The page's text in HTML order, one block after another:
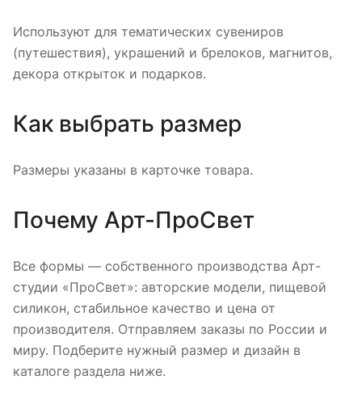
Используют для тематических сувениров
(путешествия), украшений и брелоков, магнитов,
декора открыток и подарков.
Как выбрать размер
Размеры указаны в карточке товара.
Почему Арт-ПроСвет
Все формы — собственного производства Арт-
студии «ПроСвет»: авторские модели, пищевой
силикон, стабильное качество и цена от
производителя. Отправляем заказы по России и
миру. Подберите нужный размер и дизайн в
каталоге раздела ниже.